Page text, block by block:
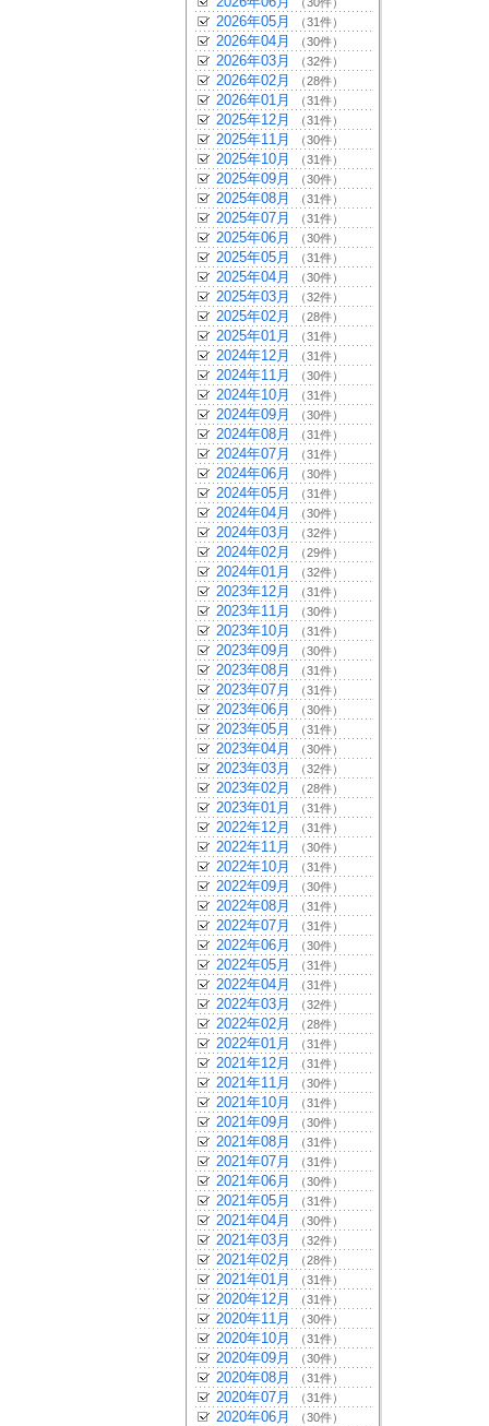
2026年05月 （31件）
2026年04月 （30件）
2026年03月 （32件）
2026年02月 （28件）
2026年01月 （31件）
2025年12月 （31件）
2025年11月 （30件）
2025年10月 （31件）
2025年09月 （30件）
2025年08月 （31件）
2025年07月 （31件）
2025年06月 （30件）
2025年05月 （31件）
2025年04月 （30件）
2025年03月 （32件）
2025年02月 （28件）
2025年01月 （31件）
2024年12月 （31件）
2024年11月 （30件）
2024年10月 （31件）
2024年09月 （30件）
2024年08月 （31件）
2024年07月 （31件）
2024年06月 （30件）
2024年05月 （31件）
2024年04月 （30件）
2024年03月 （32件）
2024年02月 （29件）
2024年01月 （32件）
2023年12月 （31件）
2023年11月 （30件）
2023年10月 （31件）
2023年09月 （30件）
2023年08月 （31件）
2023年07月 （31件）
2023年06月 （30件）
2023年05月 （31件）
2023年04月 （30件）
2023年03月 （32件）
2023年02月 （28件）
2023年01月 （31件）
2022年12月 （31件）
2022年11月 （30件）
2022年10月 （31件）
2022年09月 （30件）
2022年08月 （31件）
2022年07月 （31件）
2022年06月 （30件）
2022年05月 （31件）
2022年04月 （31件）
2022年03月 （32件）
2022年02月 （28件）
2022年01月 （31件）
2021年12月 （31件）
2021年11月 （30件）
2021年10月 （31件）
2021年09月 （30件）
2021年08月 （31件）
2021年07月 （31件）
2021年06月 （30件）
2021年05月 （31件）
2021年04月 （30件）
2021年03月 （32件）
2021年02月 （28件）
2021年01月 （31件）
2020年12月 （31件）
2020年11月 （30件）
2020年10月 （31件）
2020年09月 （30件）
2020年08月 （31件）
2020年07月 （31件）
2020年06月 （30件）